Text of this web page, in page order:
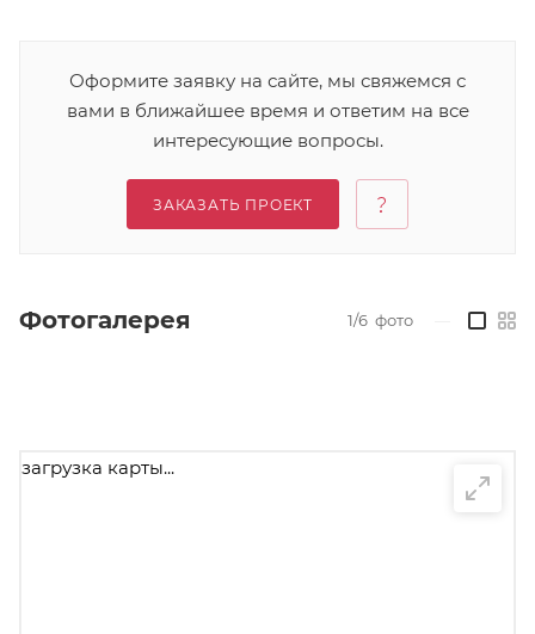
Оформите заявку на сайте, мы свяжемся с
вами в ближайшее время и ответим на все
интересующие вопросы.
ЗАКАЗАТЬ ПРОЕКТ
Фотогалерея 1/6 фото
загрузка карты...